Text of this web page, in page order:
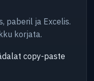
paberil ja Excelis.
korjata.
copy-paste